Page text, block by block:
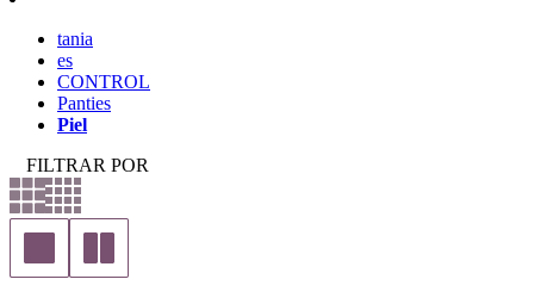
tania
es
CONTROL
Panties
Piel
FILTRAR POR